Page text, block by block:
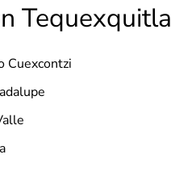
Tequexquitla
Cuexcontzi